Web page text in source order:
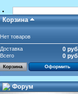
Корзина
Нет товаров
Доставка 0 руб
Всего 0 руб
Корзина Оформить
Форум